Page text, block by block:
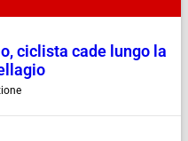
ciclista cade lungo la